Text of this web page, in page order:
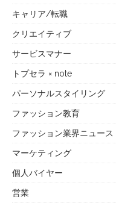
キャリア/転職
クリエイティブ
サービスマナー
トプセラ × note
パーソナルスタイリング
ファッション教育
ファッション業界ニュース
マーケティング
個人バイヤー
営業